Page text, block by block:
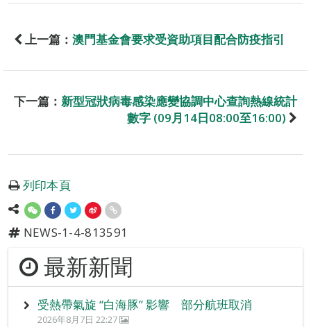
上一篇： 澳門基金會要求受資助項目配合防疫指引
下一篇： 新型冠狀病毒感染應變協調中心查詢熱線統計
數字 (09月14日08:00至16:00)
列印本頁
NEWS-1-4-813591
最新新聞
受熱帶氣旋 “白海豚” 影響 部分航班取消
2026年8月7日 22:27